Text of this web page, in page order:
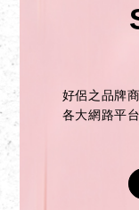
好侶之品牌
各大網路平